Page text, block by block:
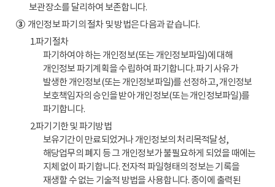
보관장소를 달리하여 보존합니다.
③개인정보 파기의 절차 및 방법은 다음과 같습니다.
1.파기절차
파기하여야 하는 개인정보(또는 개인정보파일)에 대해
개인정보 파기계획을 수립하여 파기합니다. 파기 사유가
발생한 개인정보(또는 개인정보파일)를 선정하고, 개인정보
보호책임자의 승인을 받아 개인정보(또는 개인정보파일)를
파기합니다.
2.파기기한 및 파기방법
보유기간이 만료되었거나 개인정보의 처리목적달성,
해당업무의 폐지 등 그 개인정보가 불필요하게 되었을 때에는
지체 없이 파기합니다. 전자적 파일형태의 정보는 기록을
재생할 수 없는 기술적 방법을 사용합니다. 종이에 출력된